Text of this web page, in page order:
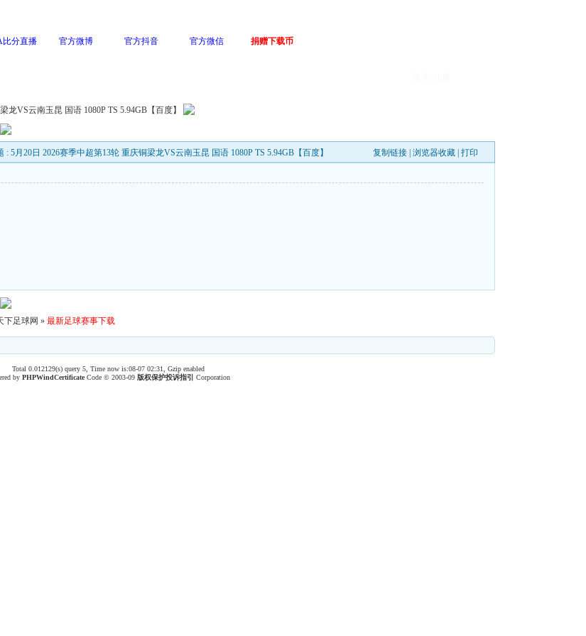
比分直播 官方微博 官方抖音 官方微信 捐赠下载币
龙VS云南玉昆 国语 1080P TS 5.94GB【百度】
: 5月20日 2026赛季中超第13轮 重庆铜梁龙VS云南玉昆 国语 1080P TS 5.94GB【百度】
复制链接| 浏览器收藏| 打印
下足球网 » 最新足球赛事下载
Total 0.012129(s) query 5, Time now is:08-07 02:31, Gzip enabled
byPHPWindCertificate Code © 2003-09版权保护投诉指引 Corporation